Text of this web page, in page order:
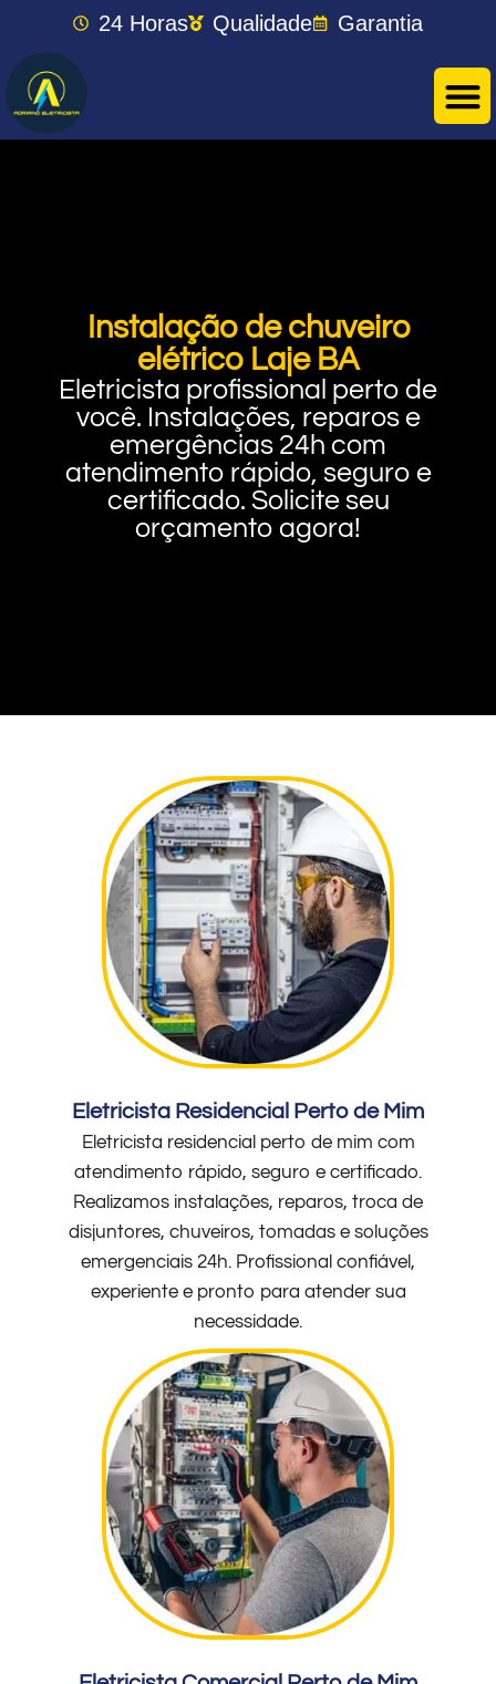
24 Horas Qualidade Garantia
Instalação de chuveiro
elétrico Laje BA
Eletricista profissional perto de
você. Instalações, reparos e
emergências 24h com
atendimento rápido, seguro e
certificado. Solicite seu
orçamento agora!
Eletricista Residencial Perto de Mim
Eletricista residencial perto de mim com
atendimento rápido, seguro e certificado.
Realizamos instalações, reparos, troca de
disjuntores, chuveiros, tomadas e soluções
emergenciais 24h. Profissional confiável,
experiente e pronto para atender sua
necessidade.